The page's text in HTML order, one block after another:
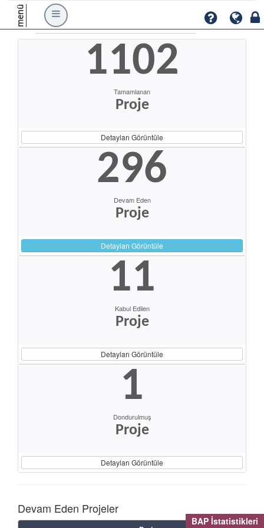
BAP İstatistikleri
menü
1102
Tamamlanan
Proje
Detayları Görüntüle
296
Devam Eden
Proje
Detayları Görüntüle
11
Kabul Edilen
Proje
Detayları Görüntüle
1
Dondurulmuş
Proje
Detayları Görüntüle
Devam Eden Projeler